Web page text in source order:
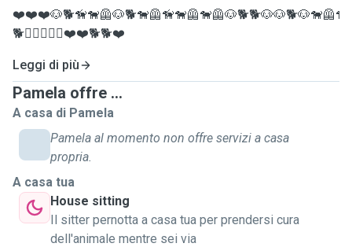
🐕🐕‍🦺🐕‍🦺🦮❤️❤️🐕🐕❤️
Leggi di più
Pamela offre ...
A casa di Pamela
Pamela al momento non offre servizi a casa
propria.
A casa tua
House sitting
Il sitter pernotta a casa tua per prendersi cura
dell'animale mentre sei via